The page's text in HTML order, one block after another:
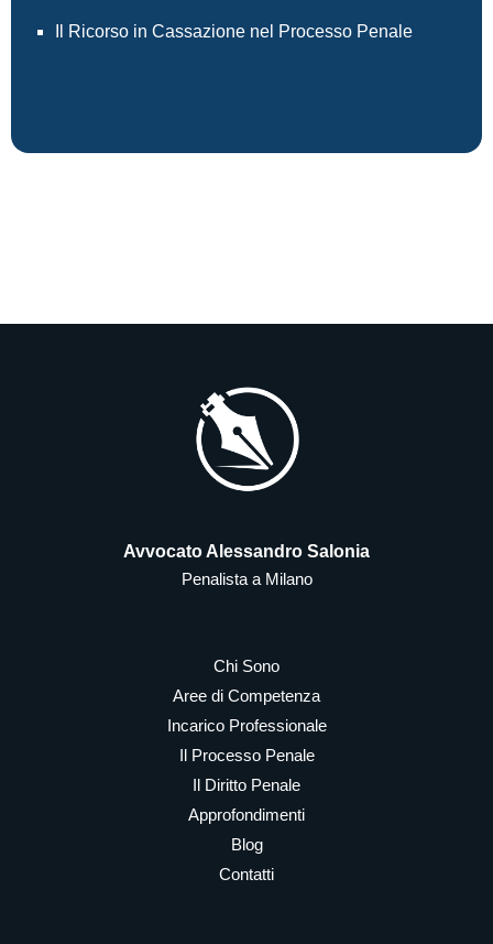
Il Ricorso in Cassazione nel Processo Penale
Avvocato Alessandro Salonia
Penalista a Milano
Chi Sono
Aree di Competenza
Incarico Professionale
Il Processo Penale
Il Diritto Penale
Approfondimenti
Blog
Contatti